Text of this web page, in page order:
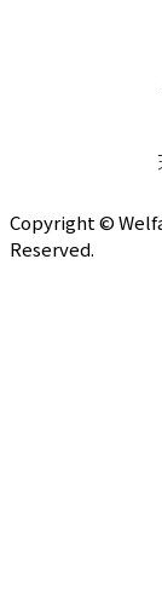
Copyright ©
Reserved.